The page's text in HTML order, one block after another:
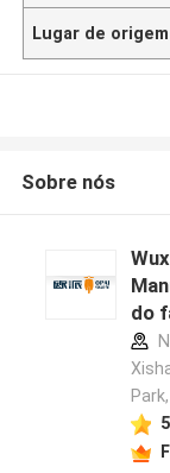
Lugar de origem
Sobre nós
do